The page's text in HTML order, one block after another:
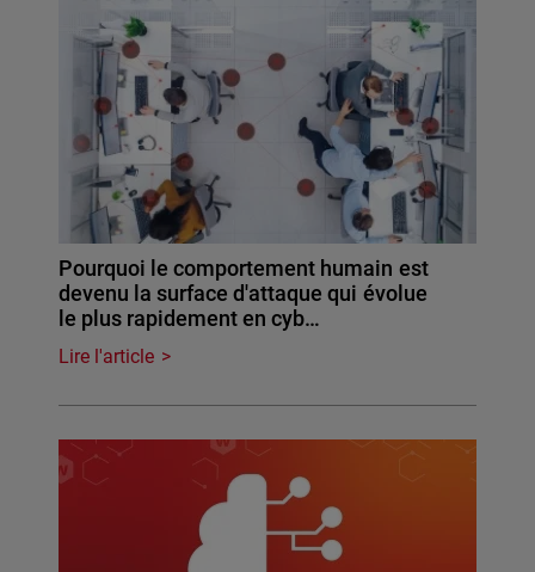
Pourquoi le comportement humain est
devenu la surface d'attaque qui évolue
le plus rapidement en cyb…
Lire l'article